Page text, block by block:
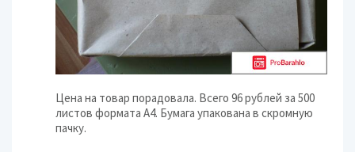
Цена на товар порадовала. Всего 96 рублей за 500
листов формата А4. Бумага упакована в скромную
пачку.